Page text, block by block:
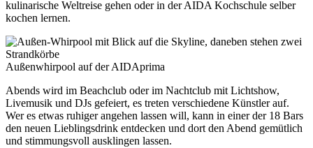
kulinarische Weltreise gehen oder in der AIDA Kochschule selber
kochen lernen.
Außenwhirpool auf der AIDAprima
Abends wird im Beachclub oder im Nachtclub mit Lichtshow,
Livemusik und DJs gefeiert, es treten verschiedene Künstler auf.
Wer es etwas ruhiger angehen lassen will, kann in einer der 18 Bars
den neuen Lieblingsdrink entdecken und dort den Abend gemütlich
und stimmungsvoll ausklingen lassen.